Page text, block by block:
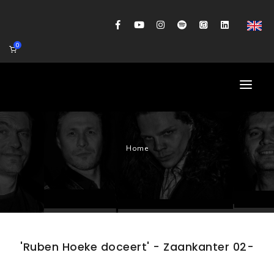
0
BIOGRAFIE
GITAARWORKSHOP
Home
'Ruben Hoeke doceert' - Zaankanter 02-